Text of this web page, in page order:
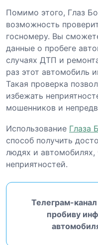
Помимо этого, Глаз
возможность
госномеру. Вы
данные о пробеге
случаях ДТП и
раз этот автомобиль
Такая проверка
избежать
мошенников и
Использование Глаза
способ получить
людях и
неприятностей.
Телеграм-
пробиву